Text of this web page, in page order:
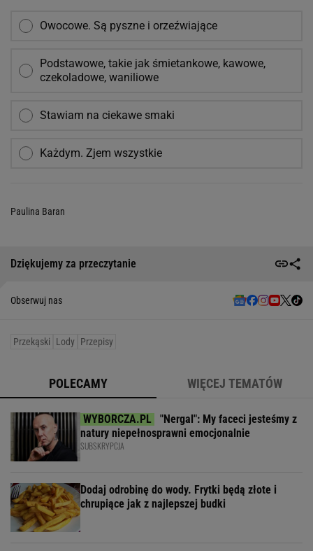
Owocowe. Są pyszne i orzeźwiające
Podstawowe, takie jak śmietankowe, kawowe,
czekoladowe, waniliowe
Stawiam na ciekawe smaki
Każdym. Zjem wszystkie
Paulina Baran
Dziękujemy za przeczytanie
Obserwuj nas
Przekąski Lody Przepisy
POLECAMY WIĘCEJ TEMATÓW
"Nergal": My faceci jesteśmy z
natury niepełnosprawni emocjonalnie
SUBSKRYPCJA
Dodaj odrobinę do wody. Frytki będą złote i
chrupiące jak z najlepszej budki